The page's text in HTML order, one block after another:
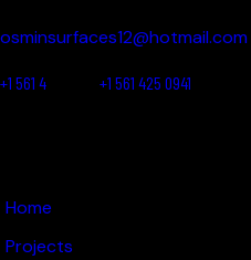
osminsurfaces12@hotmail.com
+1 561 4 +1 561 425 0941
Home
Projects